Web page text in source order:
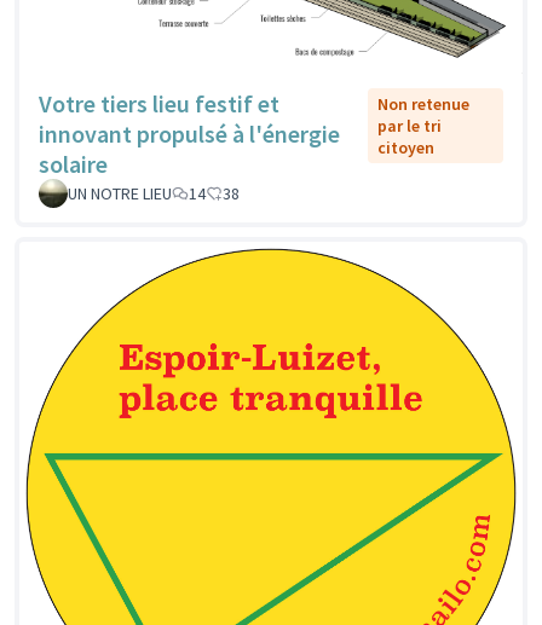
Votre tiers lieu festif et
innovant propulsé à l'énergie
solaire
Non retenue
par le tri
citoyen
UN NOTRE LIEU 14 38